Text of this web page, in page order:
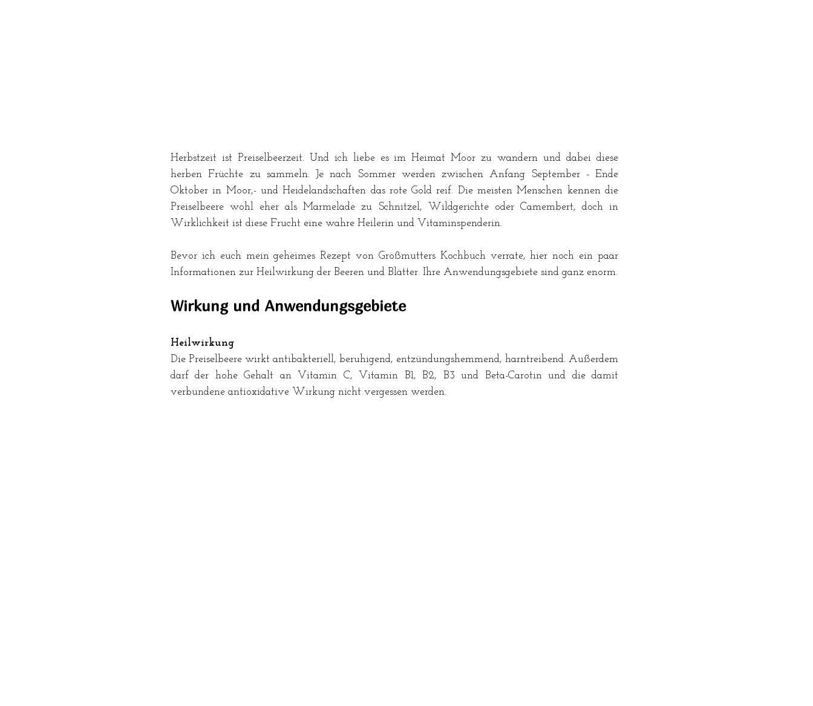
Herbstzeit ist Preiselbeerzeit. Und ich liebe es im Heimat Moor zu wandern und dabei diese
herben Früchte zu sammeln. Je nach Sommer werden zwischen Anfang September - Ende
Oktober in Moor,- und Heidelandschaften das rote Gold reif. Die meisten Menschen kennen die
Preiselbeere wohl eher als Marmelade zu Schnitzel, Wildgerichte oder Camembert, doch in
Wirklichkeit ist diese Frucht eine wahre Heilerin und Vitaminspenderin.
Bevor ich euch mein geheimes Rezept von Großmutters Kochbuch verrate, hier noch ein paar
Informationen zur Heilwirkung der Beeren und Blätter. Ihre Anwendungsgebiete sind ganz enorm.
Wirkung und Anwendungsgebiete
Heilwirkung
Die Preiselbeere wirkt antibakteriell, beruhigend, entzündungshemmend, harntreibend. Außerdem
darf der hohe Gehalt an Vitamin C, Vitamin B1, B2, B3 und Beta-Carotin und die damit
verbundene antioxidative Wirkung nicht vergessen werden.